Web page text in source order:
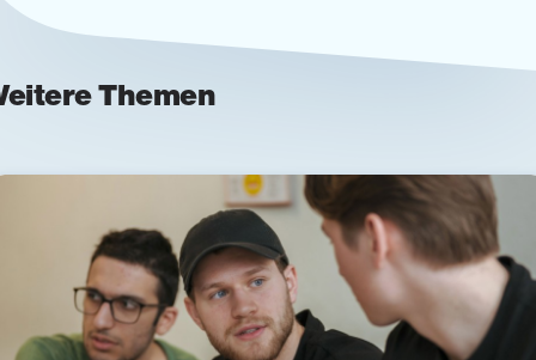
Themen